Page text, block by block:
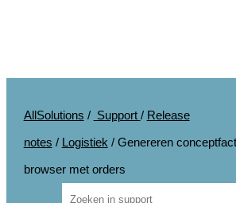
AllSolutions / Support / Release
notes / Logistiek / Genereren
browser met orders